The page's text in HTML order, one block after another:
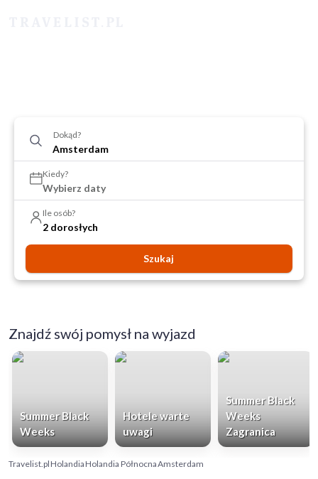
Dokąd?
Kiedy?
Wybierz daty
Ile osób?
2 dorosłych
Szukaj
Znajdź swój pomysł na wyjazd
Summer Black
Weeks
Hotele warte
uwagi
Summer Black
Weeks
Zagranica
Travelist.plHolandiaHolandia PółnocnaAmsterdam